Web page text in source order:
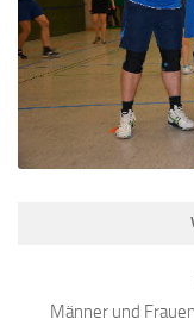
Männer und